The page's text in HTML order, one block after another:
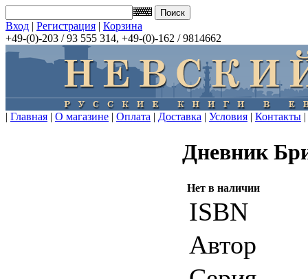
Вход | Регистрация | Корзина
+49-(0)-203 / 93 555 314, +49-(0)-162 / 9814662
| Главная | О магазине | Оплата | Доставка | Условия | Контакты |
Дневник
Нет в наличии
ISBN
Автор